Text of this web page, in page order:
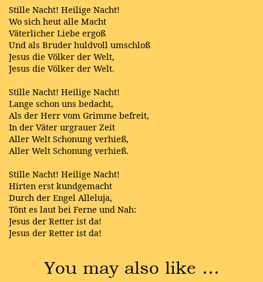
Stille Nacht! Heilige Nacht!
Wo sich heut alle Macht
Väterlicher Liebe ergoß
Und als Bruder huldvoll umschloß
Jesus die Völker der Welt,
Jesus die Völker der Welt.
Stille Nacht! Heilige Nacht!
Lange schon uns bedacht,
Als der Herr vom Grimme befreit,
In der Väter urgrauer Zeit
Aller Welt Schonung verhieß,
Aller Welt Schonung verhieß.
Stille Nacht! Heilige Nacht!
Hirten erst kundgemacht
Durch der Engel Alleluja,
Tönt es laut bei Ferne und Nah:
Jesus der Retter ist da!
Jesus der Retter ist da!
You may also like …